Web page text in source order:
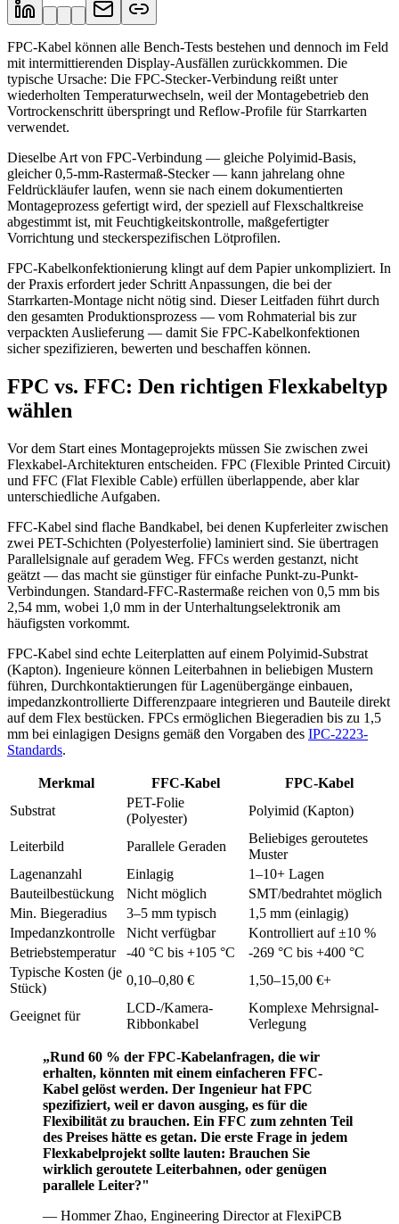
FPC-Kabel können alle Bench-Tests bestehen und dennoch im Feld
mit intermittierenden Display-Ausfällen zurückkommen. Die
typische Ursache: Die FPC-Stecker-Verbindung reißt unter
wiederholten Temperaturwechseln, weil der Montagebetrieb den
Vortrockenschritt überspringt und Reflow-Profile für Starrkarten
verwendet.
Dieselbe Art von FPC-Verbindung — gleiche Polyimid-Basis,
gleicher 0,5-mm-Rastermaß-Stecker — kann jahrelang ohne
Feldrückläufer laufen, wenn sie nach einem dokumentierten
Montageprozess gefertigt wird, der speziell auf Flexschaltkreise
abgestimmt ist, mit Feuchtigkeitskontrolle, maßgefertigter
Vorrichtung und steckerspezifischen Lötprofilen.
FPC-Kabelkonfektionierung klingt auf dem Papier unkompliziert. In
der Praxis erfordert jeder Schritt Anpassungen, die bei der
Starrkarten-Montage nicht nötig sind. Dieser Leitfaden führt durch
den gesamten Produktionsprozess — vom Rohmaterial bis zur
verpackten Auslieferung — damit Sie FPC-Kabelkonfektionen
sicher spezifizieren, bewerten und beschaffen können.
FPC vs. FFC: Den richtigen Flexkabeltyp
wählen
Vor dem Start eines Montageprojekts müssen Sie zwischen zwei
Flexkabel-Architekturen entscheiden. FPC (Flexible Printed Circuit)
und FFC (Flat Flexible Cable) erfüllen überlappende, aber klar
unterschiedliche Aufgaben.
FFC-Kabel sind flache Bandkabel, bei denen Kupferleiter zwischen
zwei PET-Schichten (Polyesterfolie) laminiert sind. Sie übertragen
Parallelsignale auf geradem Weg. FFCs werden gestanzt, nicht
geätzt — das macht sie günstiger für einfache Punkt-zu-Punkt-
Verbindungen. Standard-FFC-Rastermaße reichen von 0,5 mm bis
2,54 mm, wobei 1,0 mm in der Unterhaltungselektronik am
häufigsten vorkommt.
FPC-Kabel sind echte Leiterplatten auf einem Polyimid-Substrat
(Kapton). Ingenieure können Leiterbahnen in beliebigen Mustern
führen, Durchkontaktierungen für Lagenübergänge einbauen,
impedanzkontrollierte Differenzpaare integrieren und Bauteile direkt
auf dem Flex bestücken. FPCs ermöglichen Biegeradien bis zu 1,5
mm bei einlagigen Designs gemäß den Vorgaben des IPC-2223-
Standards.
Merkmal FFC-Kabel
FPC-Kabel
Substrat
PET-Folie
(Polyester)
Polyimid (Kapton)
Leiterbild Parallele Geraden
Beliebiges geroutetes
Muster
Lagenanzahl
Einlagig
1–10+ Lagen
Bauteilbestückung
Nicht möglich
SMT/bedrahtet möglich
Min. Biegeradius
3–5 mm typisch
1,5 mm (einlagig)
Impedanzkontrolle
Nicht verfügbar
Kontrolliert auf ±10 %
Betriebstemperatur
-40 °C bis +105 °C
-269 °C bis +400 °C
Typische Kosten (je
Stück)
0,10–0,80 € 1,50–15,00 €+
Geeignet für
LCD-/Kamera-
Ribbonkabel
Komplexe Mehrsignal-
Verlegung
„Rund 60 % der FPC-Kabelanfragen, die wir
erhalten, könnten mit einem einfacheren FFC-
Kabel gelöst werden. Der Ingenieur hat FPC
spezifiziert, weil er davon ausging, es für die
Flexibilität zu brauchen. Ein FFC zum zehnten Teil
des Preises hätte es getan. Die erste Frage in jedem
Flexkabelprojekt sollte lauten: Brauchen Sie
wirklich geroutete Leiterbahnen, oder genügen
parallele Leiter?"
— Hommer Zhao, Engineering Director at FlexiPCB